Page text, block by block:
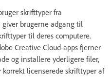
skrifttyper fra
giver brugerne adgang til
til deres computere.
Creative Cloud-apps fjerner
og installere yderligere filer,
licenserede skrifttyper af